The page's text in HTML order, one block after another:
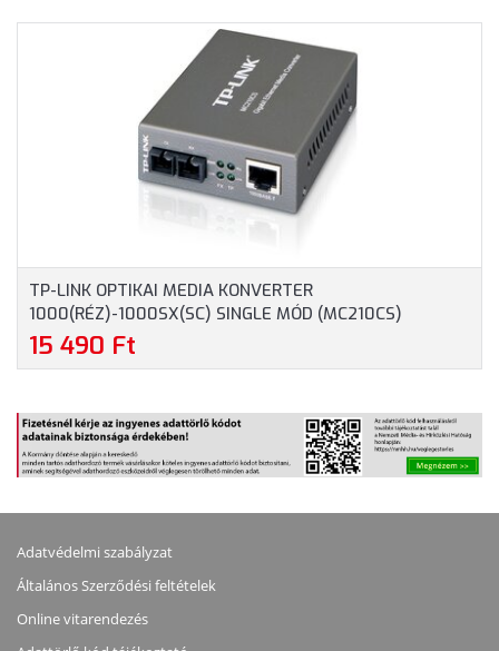
TP-LINK OPTIKAI MEDIA KONVERTER
1000(RÉZ)-1000SX(SC) SINGLE MÓD (MC210CS)
15 490 Ft
Adatvédelmi szabályzat
Általános Szerződési feltételek
Online vitarendezés